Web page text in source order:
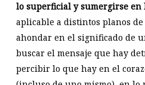
lo superficial y sumergirse en
aplicable a distintos planos
ahondar en el significado de
buscar el mensaje que hay
percibir lo que hay en el